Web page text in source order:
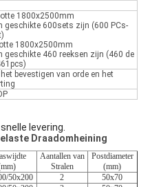
1800x2500mm
geschikte 600sets zijn (600 PCs-
1800x2500mm
geschikte 460 reeksen zijn (460 de
bevestigen van orde en het
levering.
Draadomheining
Aantallen van
Stralen
Postdiameter
(mm)
50x200 2
50x70